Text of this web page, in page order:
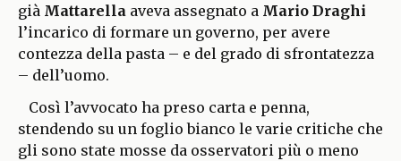
già Mattarella aveva assegnato a Mario Draghi
l’incarico di formare un governo, per avere
contezza della pasta – e del grado di sfrontatezza
– dell’uomo.
Così l’avvocato ha preso carta e penna,
stendendo su un foglio bianco le varie critiche che
gli sono state mosse da osservatori più o meno